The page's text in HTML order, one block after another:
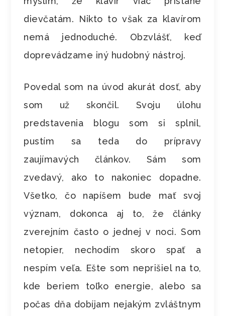
dievčatám. Nikto to však za klavírom
nemá jednoduché. Obzvlášť, keď
doprevádzame iný hudobný nástroj.
Povedal som na úvod akurát dosť, aby
som už skončil. Svoju úlohu
predstavenia blogu som si splnil,
pustím sa teda do prípravy
zaujímavých článkov. Sám som
zvedavý, ako to nakoniec dopadne.
Všetko, čo napíšem bude mať svoj
význam, dokonca aj to, že články
zverejním často o jednej v noci. Som
netopier, nechodím skoro spať a
nespím veľa. Ešte som neprišiel na to,
kde beriem toľko energie, alebo sa
počas dňa dobíjam nejakým zvláštnym